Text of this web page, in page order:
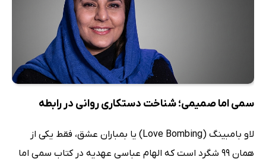
سمی اما صمیمی؛ شناخت دستکاری روانی در رابطه
لاو بامبینگ (Love Bombing) یا بمباران عشق، فقط یکی از
همان 99 شگرد است که الهام عباسی عهدیه در کتاب سمی اما